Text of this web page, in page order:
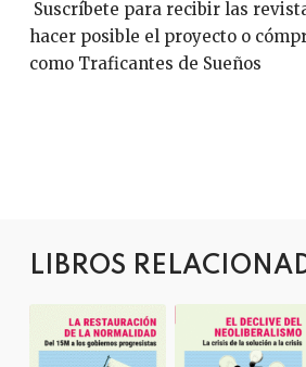
Suscríbete para recibir las
hacer posible el proyecto o
como Traficantes de Sueños
LIBROS